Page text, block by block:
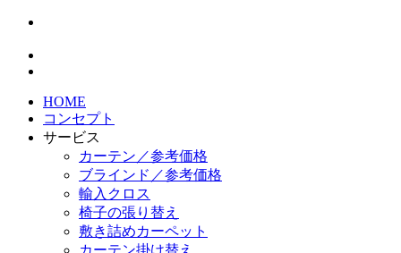
HOME
コンセプト
サービス
カーテン／参考価格
ブラインド／参考価格
輸入クロス
椅子の張り替え
敷き詰めカーペット
カーテン掛け替え